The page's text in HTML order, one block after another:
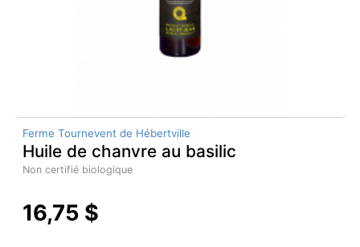
Ferme Tournevent de Hébertville
Huile de chanvre au basilic
Non certifié biologique
16,75 $